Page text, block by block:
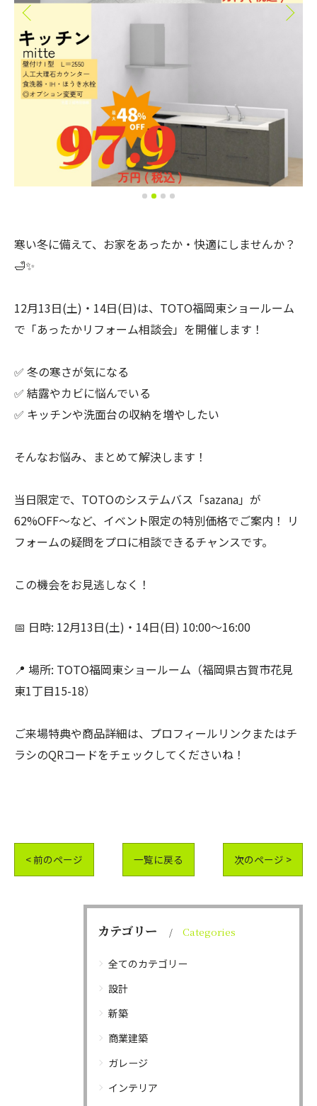
寒い冬に備えて、お家をあったか・快適にしませんか？
🛁✨
12月13日(土)・14日(日)は、TOTO福岡東ショールーム
で「あったかリフォーム相談会」を開催します！
✅ 冬の寒さが気になる
✅ 結露やカビに悩んでいる
✅ キッチンや洗面台の収納を増やしたい
そんなお悩み、まとめて解決します！
当日限定で、TOTOのシステムバス「sazana」が
62%OFF〜など、イベント限定の特別価格でご案内！ リ
フォームの疑問をプロに相談できるチャンスです。
この機会をお見逃しなく！
📅 日時: 12月13日(土)・14日(日) 10:00〜16:00
📍 場所: TOTO福岡東ショールーム（福岡県古賀市花見
東1丁目15-18）
ご来場特典や商品詳細は、プロフィールリンクまたはチ
ラシのQRコードをチェックしてくださいね！
< 前のページ 一覧に戻る 次のページ >
カテゴリー Categories
全てのカテゴリー
設計
新築
商業建築
ガレージ
インテリア